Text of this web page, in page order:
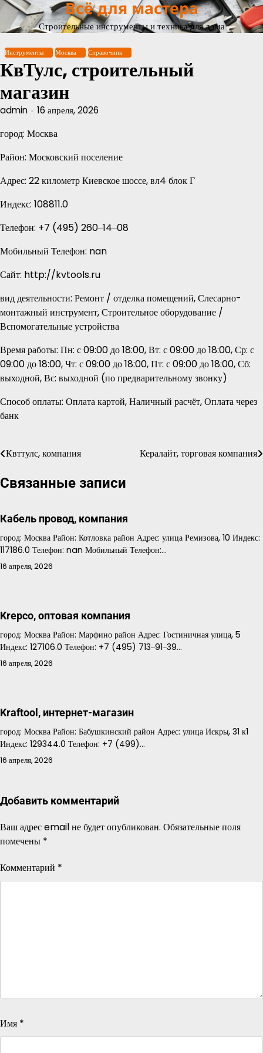
Перейти
содержимому
Всё для мастера
Строительные инструменты и техника для дома
Инструменты Москва Справочник
КвТулс, строительный
магазин
admin 16 апреля, 2026
город: Москва
Район: Московский поселение
Адрес: 22 километр Киевское шоссе, вл4 блок Г
Индекс: 108811.0
Телефон: +7 (495) 260‒14‒08
Мобильный Телефон: nan
Сайт: http://kvtools.ru
вид деятельности: Ремонт / отделка помещений, Слесарно-
монтажный инструмент, Строительное оборудование /
Вспомогательные устройства
Время работы: Пн: с 09:00 до 18:00, Вт: с 09:00 до 18:00, Ср: с
09:00 до 18:00, Чт: с 09:00 до 18:00, Пт: с 09:00 до 18:00, Сб:
выходной, Вс: выходной (по предварительному звонку)
Способ оплаты: Оплата картой, Наличный расчёт, Оплата через
банк
Навигация
по
Квттулс, компания Кералайт, торговая компания
Связанные записи
Кабель провод, компания
город: Москва Район: Котловка район Адрес: улица Ремизова, 10 Индекс:
117186.0 Телефон: nan Мобильный Телефон:…
16 апреля, 2026
Krepco, оптовая компания
город: Москва Район: Марфино район Адрес: Гостиничная улица, 5
Индекс: 127106.0 Телефон: +7 (495) 713‒91‒39…
16 апреля, 2026
Kraftool, интернет-магазин
город: Москва Район: Бабушкинский район Адрес: улица Искры, 31 к1
Индекс: 129344.0 Телефон: +7 (499)…
16 апреля, 2026
Добавить комментарий
Ваш адрес email не будет опубликован. Обязательные поля
помечены *
Комментарий *
Имя *